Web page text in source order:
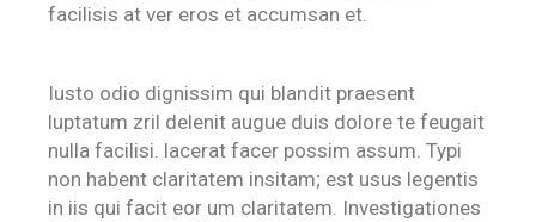
facilisis at ver eros et accumsan et.
Iusto odio dignissim qui blandit praesent
luptatum zril delenit augue duis dolore te feugait
nulla facilisi. lacerat facer possim assum. Typi
non habent claritatem insitam; est usus legentis
in iis qui facit eor um claritatem. Investigationes